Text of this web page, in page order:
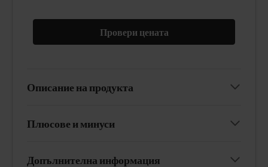
Провери цената
Описание на продукта
Плюсове и минуси
Допълнителна информация